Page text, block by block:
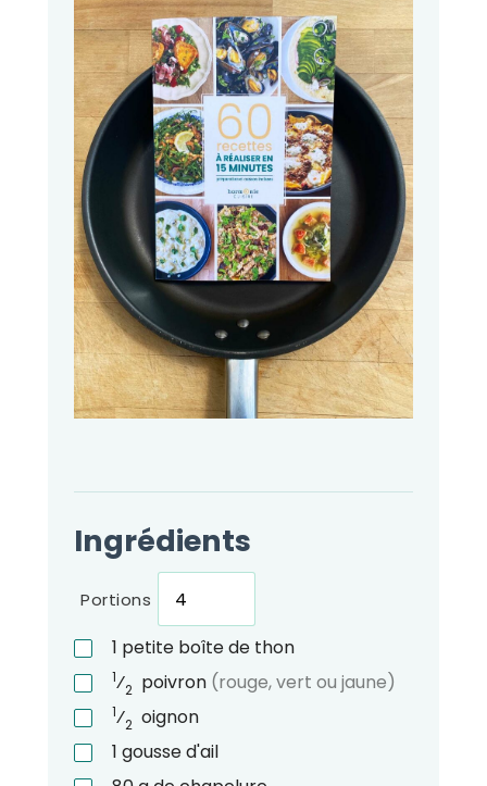
Ingrédients
Portions
1 petite boîte de thon
1⁄2 poivron (rouge, vert ou jaune)
1⁄2 oignon
1 gousse d'ail